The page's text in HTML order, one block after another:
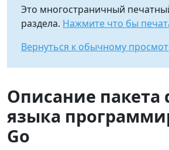
Это многостраничный
раздела. Нажмите что бы
Вернуться к обычному
Описание пакета
языка
Go